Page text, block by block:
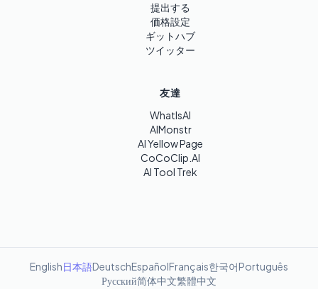
提出する
価格設定
ギットハブ
ツイッター
友達
WhatIsAI
AIMonstr
AI Yellow Page
CoCoClip.AI
AI Tool Trek
English日本語DeutschEspañolFrançais한국어Português
Русский简体中文繁體中文